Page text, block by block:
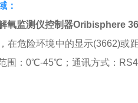
：
氧监测仪控制器Oribisphere
在危险环境中的显示(3662)或
围：0℃-45℃；通讯方式：